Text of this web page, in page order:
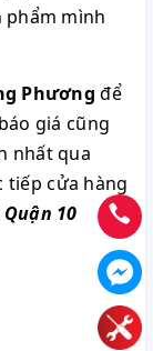
phẩm mình
Phương để
giá cũng
nhất qua
tiếpcửa hàng
10